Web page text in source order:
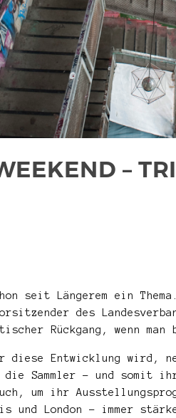
–
seit Längerem ein
Vorsitzender des
Rückgang, wenn
diese Entwicklung wird,
Sammler – und somit
um ihr
und London – immer